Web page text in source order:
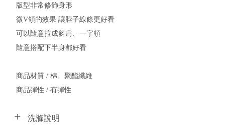
版型非常修飾身形
微V領的效果 讓脖子線條更好看
可以隨意拉成斜肩、一字領
隨意搭配下半身都好看
商品材質 / 棉、聚酯纖維
商品彈性 / 有彈性
洗滌說明